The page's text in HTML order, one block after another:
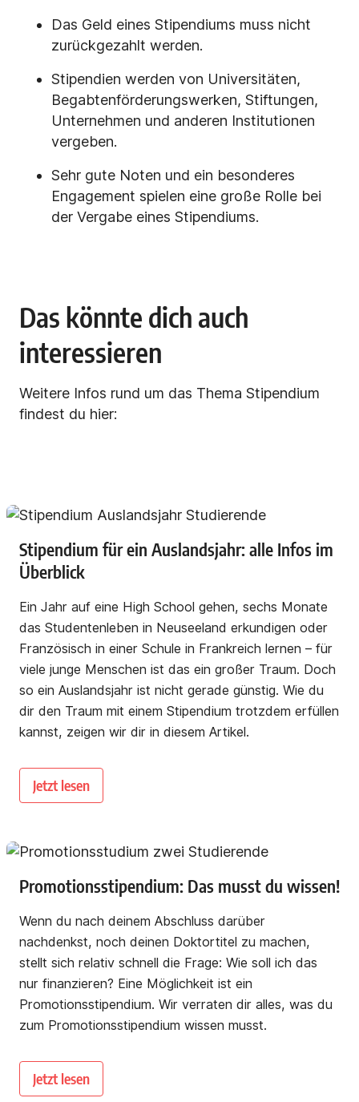
Das Geld eines Stipendiums muss nicht
zurückgezahlt werden.
Stipendien werden von Universitäten,
Begabtenförderungswerken, Stiftungen,
Unternehmen und anderen Institutionen
vergeben.
Sehr gute Noten und ein besonderes
Engagement spielen eine große Rolle bei
der Vergabe eines Stipendiums.
Das könnte dich auch
interessieren
Weitere Infos rund um das Thema Stipendium
findest du hier:
Stipendium für ein Auslandsjahr: alle Infos im
Überblick
Ein Jahr auf eine High School gehen, sechs Monate
das Studentenleben in Neuseeland erkundigen oder
Französisch in einer Schule in Frankreich lernen – für
viele junge Menschen ist das ein großer Traum. Doch
so ein Auslandsjahr ist nicht gerade günstig. Wie du
dir den Traum mit einem Stipendium trotzdem erfüllen
kannst, zeigen wir dir in diesem Artikel.
Jetzt lesen
Promotionsstipendium: Das musst du wissen!
Wenn du nach deinem Abschluss darüber
nachdenkst, noch deinen Doktortitel zu machen,
stellt sich relativ schnell die Frage: Wie soll ich das
nur finanzieren? Eine Möglichkeit ist ein
Promotionsstipendium. Wir verraten dir alles, was du
zum Promotionsstipendium wissen musst.
Jetzt lesen